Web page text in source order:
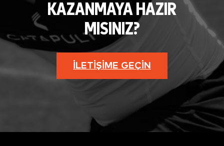
KAZANMAYA HAZIR
MISINIZ?
İLETIŞIME GEÇIN